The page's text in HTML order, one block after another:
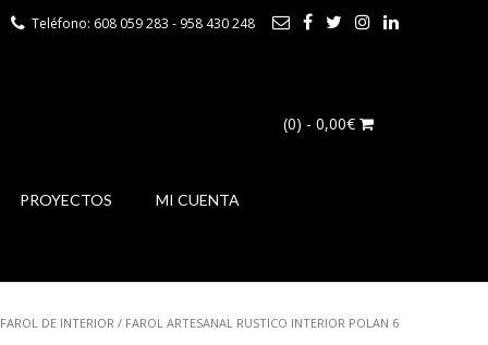
Teléfono: 608 059 283 - 958 430 248
(0) - 0,00€
PROYECTOS MI CUENTA
FAROL DE INTERIOR / FAROL ARTESANAL RUSTICO INTERIOR POLAN 6